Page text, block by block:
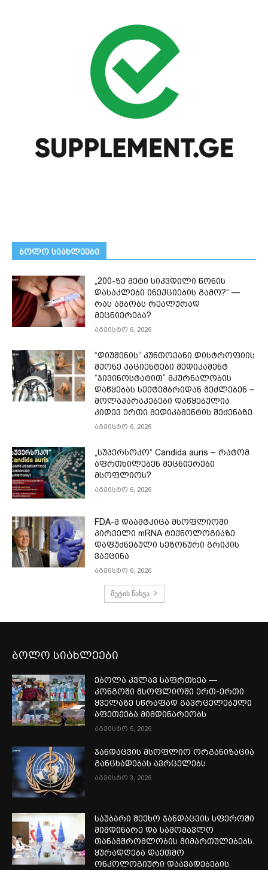
ᲑᲝᲚᲝ ᲡᲘᲐᲮᲚᲔᲔᲑᲘ
„200-ზე მეტი სიკვდილი წონის
დასაკლები ინექციების გამო?“ —
რას ამბობს რეალურად
მეცნიერება?
აგვისტო 6, 2026
“დიუშენის” კუნთოვანი დისტროფიის
მქონე პაციენტები მედიკამენტ
“ჯივინოსტატით” მკურნალობის
დაწყებას სექტემბრიდან შეძლებენ –
მოლაპარაკებები დაწყებულია
კიდევ ერთი მედიკამენტის შეძენაზე
აგვისტო 6, 2026
„სუპერსოკო“ Candida auris – რატომ
აფრთხილებენ მეცნიერები
მსოფლიოს?
აგვისტო 6, 2026
FDA-მ დაამტკიცა მსოფლიოში
პირველი mRNA ტექნოლოგიაზე
დაფუძნებული სეზონური გრიპის
ვაქცინა
აგვისტო 6, 2026
მეტის ნახვა
ბოლო სიახლეები
ებოლა კვლავ საფრთხეა —
კონგოში მსოფლიოში ერთ-ერთი
ყველაზე სწრაფად გავრცელებული
აფეთქება მიმდინარეობს
აგვისტო 6, 2026
ჯანდაცვის მსოფლიო ორგანიზაცია
განცხადებას ავრცელებს
აგვისტო 3, 2026
საუბარი შეეხო ჯანდაცვის სფეროში
მიმდინარე და სამომავლო
თანამშრომლობის მიმართულებებს.
ყურადღება დაეთმო
ონკოლოგიური დაავადებების